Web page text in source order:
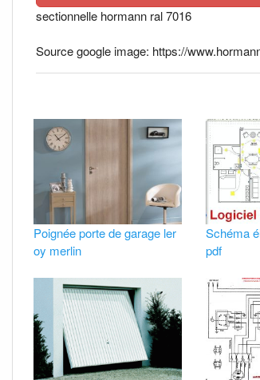
sectionnelle hormann ral 7016
Source google image: https://
Poignée porte de garage ler
oy merlin
Schéma
pdf